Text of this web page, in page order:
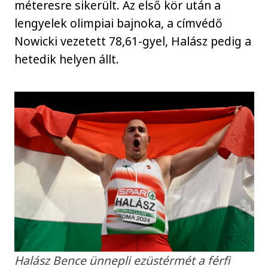
méteresre sikerült. Az első kör után a
lengyelek olimpiai bajnoka, a címvédő
Nowicki vezetett 78,61-gyel, Halász pedig a
hetedik helyen állt.
Halász Bence ünnepli ezüstérmét a férfi